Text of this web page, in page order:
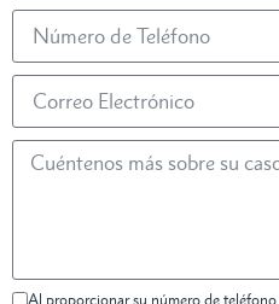
Al proporcionar su número de